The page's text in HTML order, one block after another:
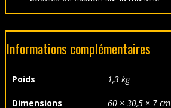
Informations complémentaires
Poids 1,3 kg
Dimensions 60 × 30,5 × 7 cm